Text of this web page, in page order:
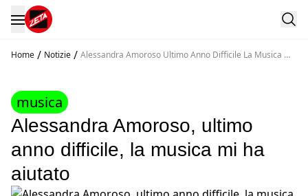
Home / Notizie / Alessandra Amoroso Ultimo Anno Difficile La Musica Mi
musica
Alessandra Amoroso, ultimo
anno difficile, la musica mi ha
aiutato